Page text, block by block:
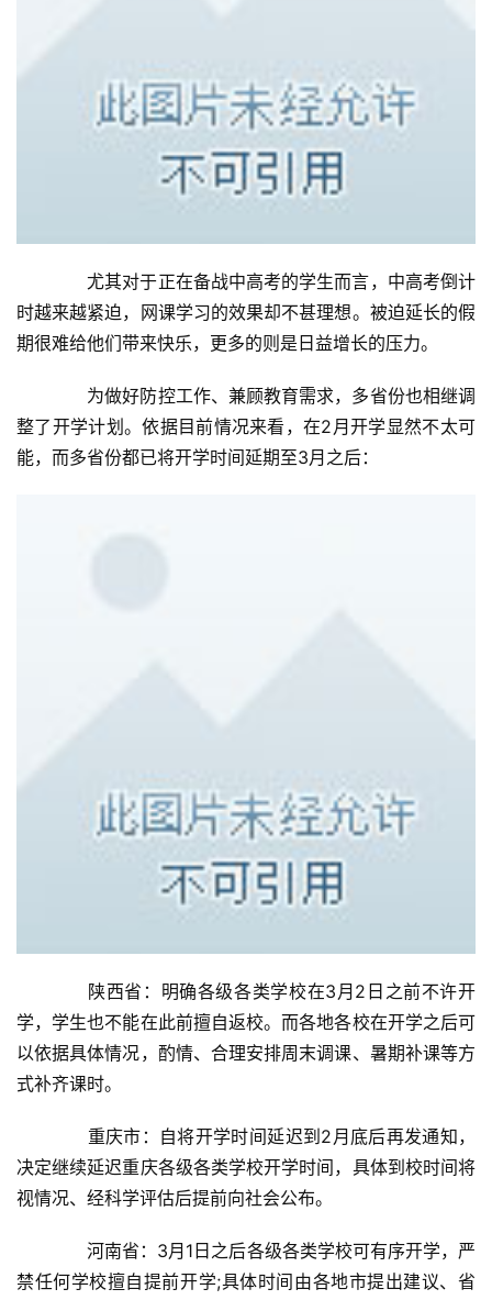
尤其对于正在备战中高考的学生而言，中高考倒计
时越来越紧迫，网课学习的效果却不甚理想。被迫延长的假
期很难给他们带来快乐，更多的则是日益增长的压力。
为做好防控工作、兼顾教育需求，多省份也相继调
整了开学计划。依据目前情况来看，在2月开学显然不太可
能，而多省份都已将开学时间延期至3月之后：
陕西省：明确各级各类学校在3月2日之前不许开
学，学生也不能在此前擅自返校。而各地各校在开学之后可
以依据具体情况，酌情、合理安排周末调课、暑期补课等方
式补齐课时。
重庆市：自将开学时间延迟到2月底后再发通知，
决定继续延迟重庆各级各类学校开学时间，具体到校时间将
视情况、经科学评估后提前向社会公布。
河南省：3月1日之后各级各类学校可有序开学，严
禁任何学校擅自提前开学;具体时间由各地市提出建议、省